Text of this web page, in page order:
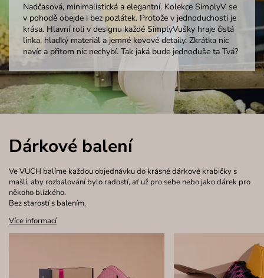
Nadčasová, minimalistická a elegantní. Kolekce SimplyV se
v pohodě obejde i bez pozlátek. Protože v jednoduchosti je
krása. Hlavní roli v designu každé SimplyVušky hraje čistá
linka, hladký materiál a jemné kovové detaily. Zkrátka nic
navíc a přitom nic nechybí. Tak jaká bude jednoduše ta Tvá?
Dárkové balení
Ve VUCH balíme každou objednávku do krásné dárkové krabičky s
mašlí, aby rozbalování bylo radostí, ať už pro sebe nebo jako dárek pro
někoho blízkého.
Bez starostí s balením.
Více informací